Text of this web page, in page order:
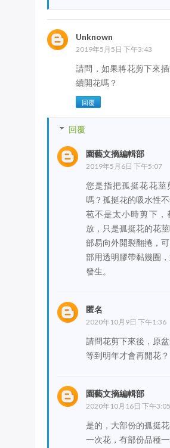
Unknown
2019年5月5日 下午3:43
請問，如果將花剪下來
續開花嗎？
回覆
回覆
園藝文摘編輯部
2019年5月6日 下午5:07
您是指把孤挺花花莖
嗎？孤挺花的吸水性
苞不是太小時剪下，
放，只是孤挺花的花
部易向外開裂翻捲，
部用透明膠帶黏幾圈
發生。
匿名
2020年10月9日 下午1:36
請問花剪下來後，原
等到明年才會再開花？
園藝文摘編輯部
2020年10月16日 下午3:05
是的，大部份的孤挺
一次花，有部份品種